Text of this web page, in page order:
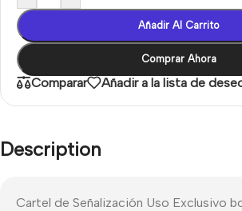
Añadir Al Carrito
Comprar Ahora
Comparar Añadir a la lista de
Description
Cartel de Señalización Uso Exclusivo